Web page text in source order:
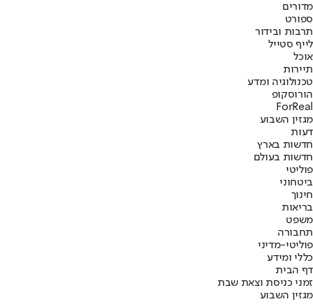
מדורים
ספורט
תרבות ובידור
לייף סטייל
אוכל
תיירות
טכנולוגיה ומדע
הורוסקופ
ForReal
מגזין השבוע
דעות
חדשות בארץ
חדשות בעולם
פוליטי
ביטחוני
חינוך
בריאות
משפט
תחבורה
פוליטי-מדיני
כללי ומידע
דף הבית
זמני כניסת וצאת שבת
מגזין השבוע